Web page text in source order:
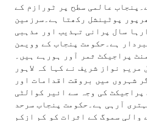
عالمی سطح پر ٹورازم کے
پوٹینشل رکھتا ہے۔سرزمین
سال پرانی تہذیب اور مذہبی
ہے۔حکومت پنجاب کے وویمن
پراجیکٹ ثمر آور ہورہے ہیں۔
مریم نواز شریف نے کہا کہ لاہور
شہروں میں بروقت اقدامات اور
پراجیکٹ کی وجہ سے ائیر کوالٹی
آرہی ہے۔حکومت پنجاب سرحد
والی سموگ کے اثرات کو کم ازکم